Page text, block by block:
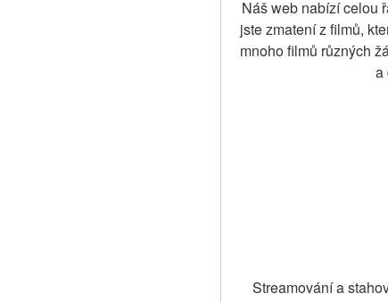
Náš web nabízí celou
jste zmatení z filmů,
mnoho filmů různých
a
Streamování a